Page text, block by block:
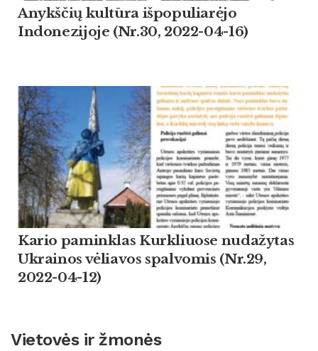
Anykščių kultūra išpopuliarėjo
Indonezijoje (Nr.30, 2022-04-16)
Kario paminklas Kurkliuose nudažytas
Ukrainos vėliavos spalvomis (Nr.29,
2022-04-12)
Vietovės ir žmonės